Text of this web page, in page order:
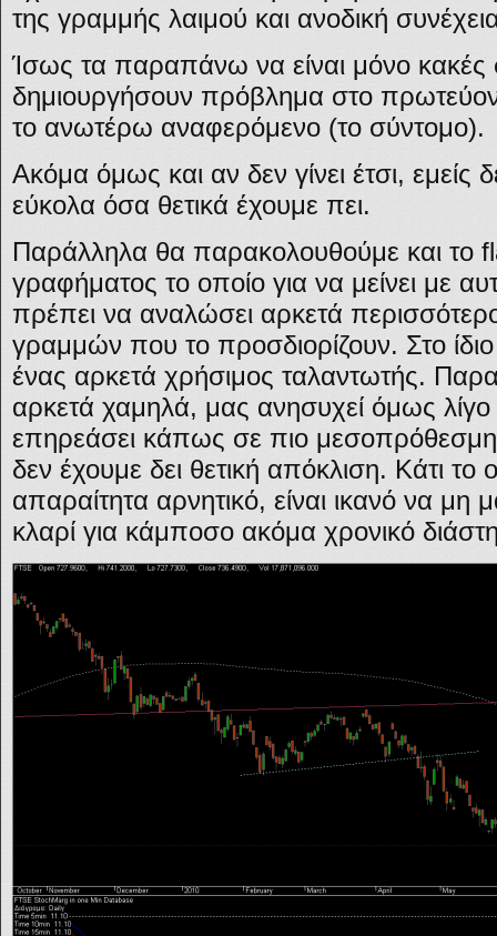
της γραμμής λαιμού και ανοδική
Ίσως τα παραπάνω να είναι μόνο κακές
δημιουργήσουν πρόβλημα στο
το ανωτέρω αναφερόμενο (το σύντομο).
Ακόμα όμως και αν δεν γίνει έτσι, εμείς
εύκολα όσα θετικά έχουμε πει.
Παράλληλα θα παρακολουθούμε και το
γραφήματος το οποίο για να μείνει με
πρέπει να αναλώσει αρκετά
γραμμών που το προσδιορίζουν. Στο
ένας αρκετά χρήσιμος ταλαντωτής.
αρκετά χαμηλά, μας ανησυχεί όμως
επηρεάσει κάπως σε πιο
δεν έχουμε δει θετική απόκλιση. Κάτι το
απαραίτητα αρνητικό, είναι ικανό να
κλαρί για κάμποσο ακόμα χρονικό